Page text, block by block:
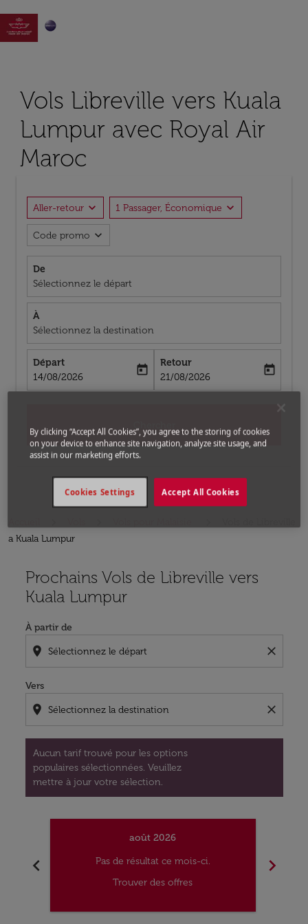

Vols Libreville vers Kuala
Lumpur avec Royal Air
Maroc
Aller-retour expand_more 1 Passager, Économique expand_more
Code promo expand_more
De
Sélectionnez le départ
À
Sélectionnez la destination
Départ
fc-booking-departure-date-aria-label
14/08/2026
today
Retour
fc-booking-return-date-aria-label
21/08/2026
today
a Kuala Lumpur
Prochains Vols de Libreville vers
Kuala Lumpur
À partir de
location_on close
Vers
location_on close
Aucun tarif trouvé pour les options
populaires sélectionnées. Veuillez
mettre à jour votre sélection.
Aucun tarif trouvé pour les options populaires
chevron_left
août 2026
Pas de résultat ce mois-ci.
Trouver des offres
chevron_right
By clicking “Accept All Cookies”, you agree to the storing of cookies
on your device to enhance site navigation, analyze site usage, and
assist in our marketing efforts.
Accept All Cookies
Cookies Settings